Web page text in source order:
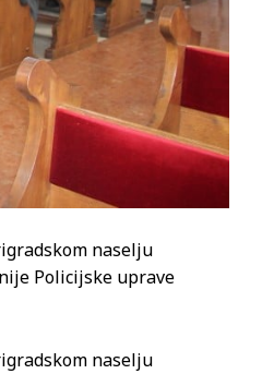
naselju
Policijske uprave
naselju